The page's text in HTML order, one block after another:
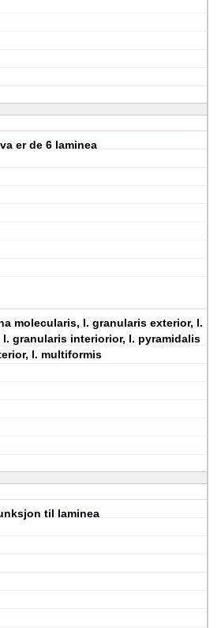
er de 6 laminea
molecularis, l. granularis exterior, l.
l. granularis interiorior, l. pyramidalis
l. multiformis
til laminea